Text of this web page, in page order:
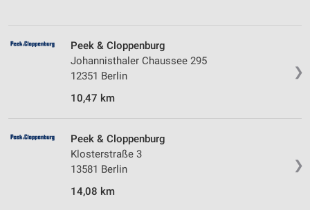
❯
Peek & Cloppenburg
Johannisthaler Chaussee 295
12351 Berlin
10,47 km
❯
Peek & Cloppenburg
Klosterstraße 3
13581 Berlin
14,08 km